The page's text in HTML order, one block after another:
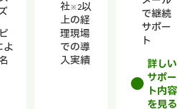
よ
社※2以
上の経
理現場
での導
入実績
で継続
サポー
ト
詳しい
サポー
ト内容
を見る